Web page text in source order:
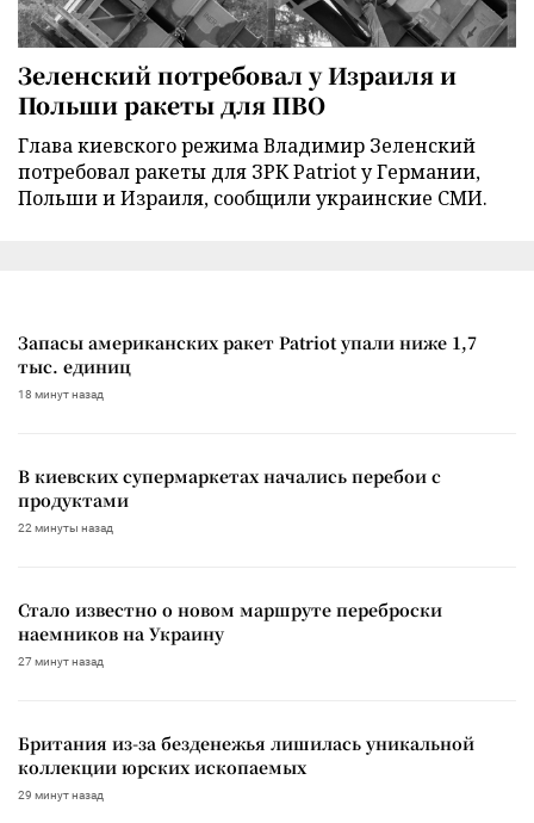
Зеленский потребовал у Израиля и
Польши ракеты для ПВО
Глава киевского режима Владимир Зеленский
потребовал ракеты для ЗРК Patriot у Германии,
Польши и Израиля, сообщили украинские СМИ.
Запасы американских ракет Patriot упали ниже 1,7
тыс. единиц
18 минут назад
В киевских супермаркетах начались перебои с
продуктами
22 минуты назад
Стало известно о новом маршруте переброски
наемников на Украину
27 минут назад
Британия из-за безденежья лишилась уникальной
коллекции юрских ископаемых
29 минут назад